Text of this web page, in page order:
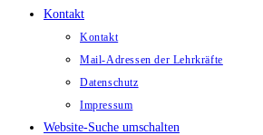
Kontakt
Kontakt
Mail-Adressen der Lehrkräfte
Datenschutz
Impressum
Website-Suche umschalten